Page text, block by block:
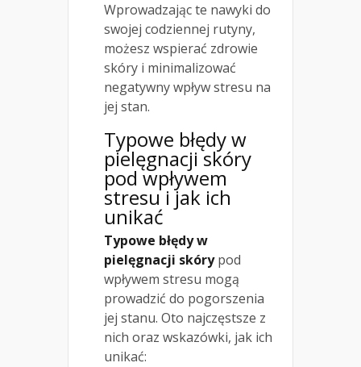
Wprowadzając te nawyki do
swojej codziennej rutyny,
możesz wspierać zdrowie
skóry i minimalizować
negatywny wpływ stresu na
jej stan.
Typowe błędy w
pielęgnacji skóry
pod wpływem
stresu i jak ich
unikać
Typowe błędy w
pielęgnacji skórypod
wpływem stresu mogą
prowadzić do pogorszenia
jej stanu. Oto najczęstsze z
nich oraz wskazówki, jak ich
unikać: